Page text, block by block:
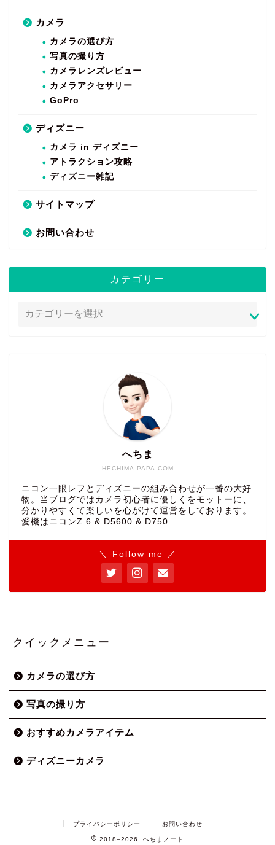
カメラ
カメラの選び方
写真の撮り方
カメラレンズレビュー
カメラアクセサリー
GoPro
ディズニー
カメラ in ディズニー
アトラクション攻略
ディズニー雑記
サイトマップ
お問い合わせ
カテゴリー
HECHIMA-PAPA.COM
へちま
ニコン一眼レフとディズニーの組み合わせが一番の大好
物。当ブログではカメラ初心者に優しくをモットーに、
分かりやすくて楽しいを心がけて運営をしております。
愛機はニコンZ 6 & D5600 & D750
＼ Follow me ／
クイックメニュー
カメラの選び方
写真の撮り方
おすすめカメラアイテム
ディズニーカメラ
プライバシーポリシー お問い合わせ
2018–2026 へちまノート